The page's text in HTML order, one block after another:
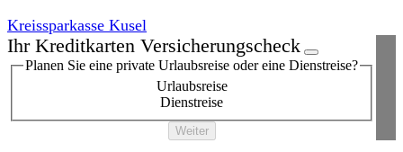
Kreissparkasse Kusel
Ihr Kreditkarten Versicherungscheck
Planen Sie eine private Urlaubsreise oder eine Dienstreise?
Urlaubsreise
Dienstreise
Weiter